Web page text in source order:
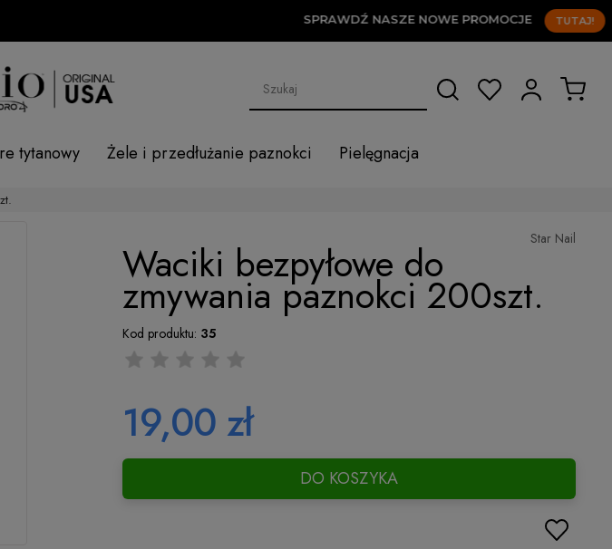
SPRAWDŹ NASZE NOWE PROMOCJE TUTAJ!
tytanowy Żele i przedłużanie paznokci
Pielęgnacja
Star Nail
Waciki bezpyłowe do
zmywania paznokci 200szt.
Kod produktu: 35
19,00 zł
DO KOSZYKA